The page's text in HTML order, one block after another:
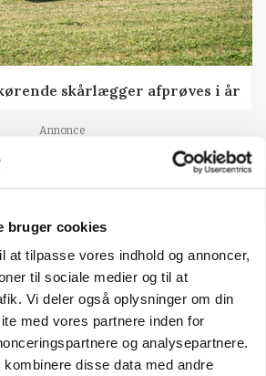
bruger cookies
at tilpasse vores indhold og annoncer,
til sociale medier og til at
Vi deler også oplysninger om din
med vores partnere inden for
og analysepartnere.
disse data med andre
skårlægger afprøves i år
Annonce
fokus på elefantgræs
Annonce
Loading...